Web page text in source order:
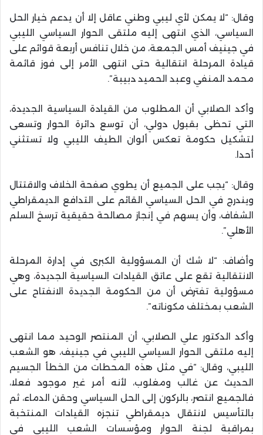
وقال: “لا يمكن لأي ليبي وطني عاقل إلا أن يدعم خيار الحل
السياسي، الذي انتهى إليه ملتقى الحوار السياسي الليبي
في جينيف أمس الجمعة، من خلال تنافس أربعة قوائم على
قيادة المرحلة انتقالية حتى انتهى الأمر إلى فوز قائمة
محمد المنفي وعبد الحميد دبيبة”.
وأكد الصلابي أن المطلوب من القيادة السياسية الجديدة،
التي تحظى بقبول دولي، أن توسع دائرة الحوار وتسعى
لتشكيل حكومة تعكس ألوان الطيف الليبي ولا تستثني
أحدا.
وقال: “يجب على الجميع أن يطوي صفحة الخلاف والاقتتال
ويندرج في الحل السياسي القائم على التدافع الديمقراطي
الشفاف، وأن يسهم في إنجاز مصالحة حقيقية ترسخ السلم
الأهلي”.
وأضاف: “لا شك أن المسؤولية الكبرى في إدارة المرحلة
الانتقالية تقع على عاتق القيادات السياسية الجديدة، وهي
مسؤولية تفترض أن من الحكومة الجديدة الانفتاح على
الشعب بمختلف مكوناته”.
وأكد الدكتور علي الصلابي، أن المنتصر الوحيد مما انتهى
إليه ملتقى الحوار السياسي الليبي في جينيف، هو الشعب
الليبي، وقال: “في مثل هذه المحطات من الخطأ الجسيم
الحديث عن غالب ومغلوب، لأنه أمر غير موجود فعلا،
فالجميع انتصر، بالركون إلى الحل السياسي وحقن الدماء، ثم
بالتأسيس لانتقال ديمقراطي تنجزه القيادات المنتخبة
بمراقبة لجنة الحوار ومؤسسات الشعب الليبي في